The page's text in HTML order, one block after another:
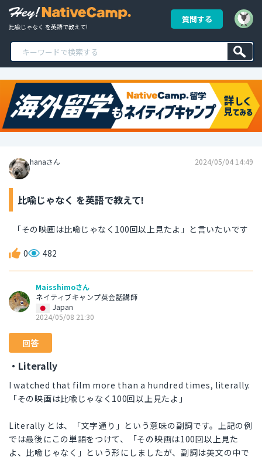
比喩じゃなく を英語で教えて!
質問する
hanaさん 2024/05/04 14:49
比喩じゃなく を英語で教えて!
「その映画は比喩じゃなく100回以上見たよ」と言いたいです
0 482
Maisshimoさん
ネイティブキャンプ英会話講師
Japan
2024/05/08 21:30
回答
・Literally
I watched that film more than a hundred times, literally.
「その映画は比喩じゃなく100回以上見たよ」
Literally とは、「文字通り」という意味の副詞です。上記の例
では最後にこの単語をつけて、「その映画は100回以上見た
よ、比喩じゃなく」という形にしましたが、副詞は英文の中で